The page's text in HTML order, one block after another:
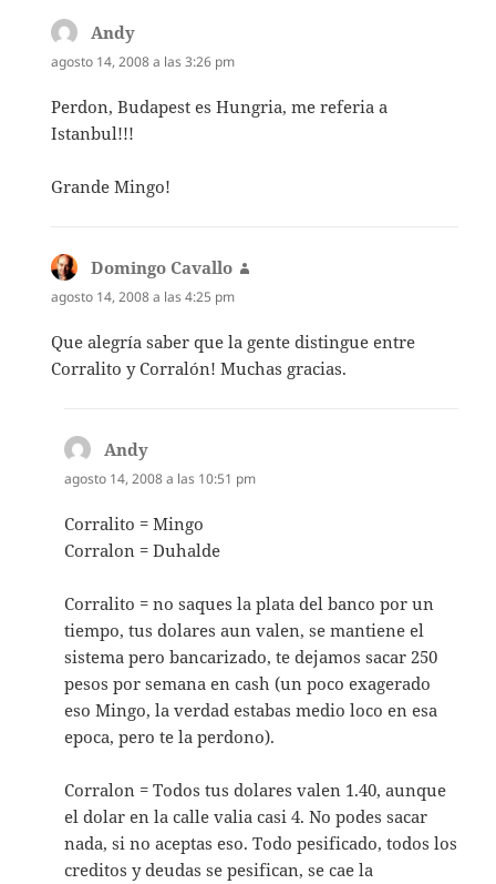
Andy
agosto 14, 2008 a las 3:26 pm
Perdon, Budapest es Hungria, me referia a
Istanbul!!!
Grande Mingo!
Domingo Cavallo
agosto 14, 2008 a las 4:25 pm
Que alegría saber que la gente distingue entre
Corralito y Corralón! Muchas gracias.
Andy
agosto 14, 2008 a las 10:51 pm
Corralito = Mingo
Corralon = Duhalde
Corralito = no saques la plata del banco por un
tiempo, tus dolares aun valen, se mantiene el
sistema pero bancarizado, te dejamos sacar 250
pesos por semana en cash (un poco exagerado
eso Mingo, la verdad estabas medio loco en esa
epoca, pero te la perdono).
Corralon = Todos tus dolares valen 1.40, aunque
el dolar en la calle valia casi 4. No podes sacar
nada, si no aceptas eso. Todo pesificado, todos los
creditos y deudas se pesifican, se cae la